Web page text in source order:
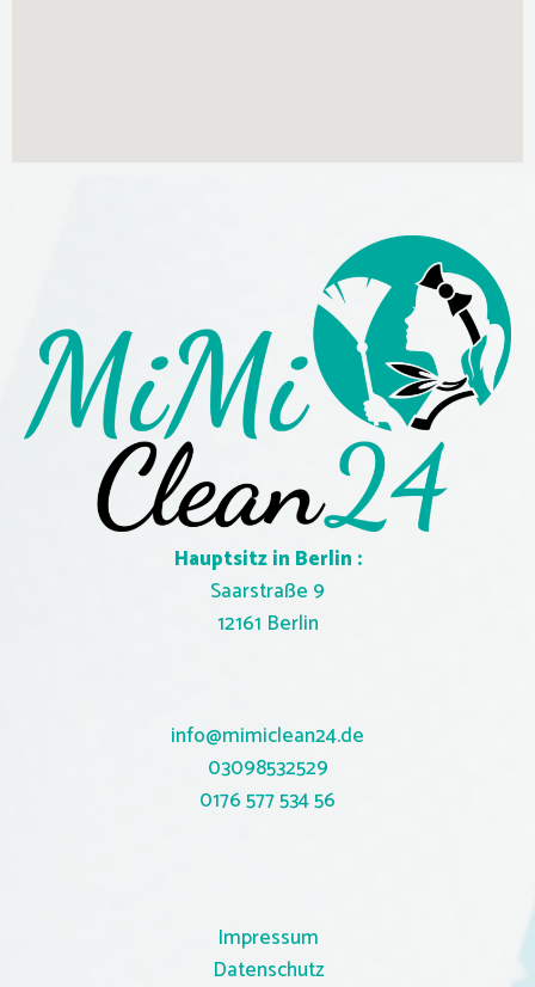
Hauptsitz in Berlin :
Saarstraße 9
12161 Berlin
info@mimiclean24.de
03098532529
0176 577 534 56
Impressum
Datenschutz